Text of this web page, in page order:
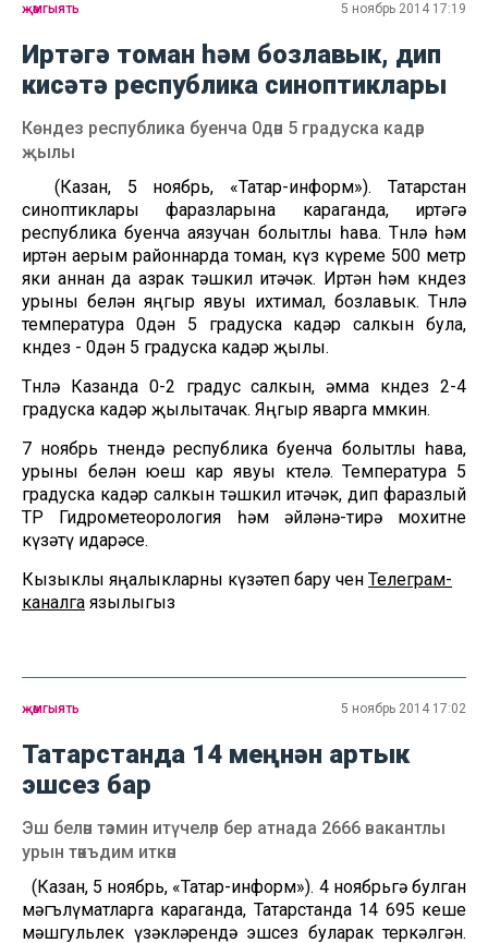
җәмгыять 5 ноябрь 2014 17:19
Иртәгә томан һәм бозлавык, дип
кисәтә республика синоптиклары
Көндез республика буенча 0дән 5 градуска кадәр
җылы
(Казан, 5 ноябрь, «Татар-информ»). Татарстан
синоптиклары фаразларына караганда, иртәгә
республика буенча аязучан болытлы һава. Төнлә һәм
иртән аерым районнарда томан, күз күреме 500 метр
яки аннан да азрак тәшкил итәчәк. Иртән һәм көндез
урыны белән яңгыр явуы ихтимал, бозлавык. Төнлә
температура 0дән 5 градуска кадәр салкын була,
көндез - 0дән 5 градуска кадәр җылы.
Төнлә Казанда 0-2 градус салкын, әмма көндез 2-4
градуска кадәр җылытачак. Яңгыр яварга мөмкин.
7 ноябрь төнендә республика буенча болытлы һава,
урыны белән юеш кар явуы көтелә. Температура 5
градуска кадәр салкын тәшкил итәчәк, дип фаразлый
ТР Гидрометеорология һәм әйләнә-тирә мохитне
күзәтү идарәсе.
Кызыклы яңалыкларны күзәтеп бару өчен Телеграм-
каналга язылыгыз
җәмгыять 5 ноябрь 2014 17:02
Татарстанда 14 меңнән артык
эшсез бар
Эш белән тәэмин итүчеләр бер атнада 2666 вакантлы
урын тәкъдим иткән
(Казан, 5 ноябрь, «Татар-информ»). 4 ноябрьгә булган
мәгълүматларга караганда, Татарстанда 14 695 кеше
мәшгульлек үзәкләрендә эшсез буларак теркәлгән.